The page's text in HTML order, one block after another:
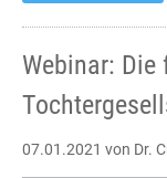
Webinar:
07.01.2021 von Dr.